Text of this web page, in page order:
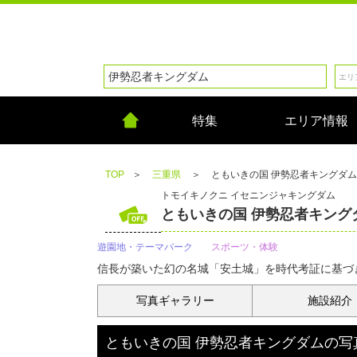
特集 エリア情報
TOP ＞ 三重県 ＞
ともいきの国 伊勢忍者キングダム
トモイキノクニ イセニンジャキングダム
ともいきの国 伊勢忍者キング
遊園地・テーマパーク スポーツ・体験
信長が築いた幻の名城「安土城」を時代考証に基
写真ギャラリー 施設紹介
ともいきの国 伊勢忍者キングダムの写